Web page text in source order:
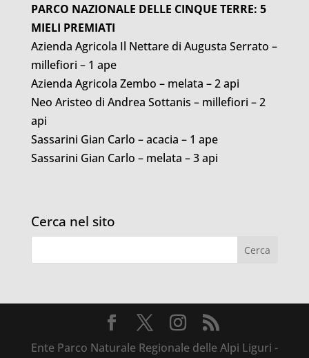
PARCO NAZIONALE DELLE CINQUE TERRE: 5
MIELI PREMIATI
Azienda Agricola Il Nettare di Augusta Serrato –
millefiori – 1 ape
Azienda Agricola Zembo – melata – 2 api
Neo Aristeo di Andrea Sottanis – millefiori – 2
api
Sassarini Gian Carlo – acacia – 1 ape
Sassarini Gian Carlo – melata – 3 api
Cerca nel sito
Ente Parco Naturale Regionale delle Alpi Liguri -